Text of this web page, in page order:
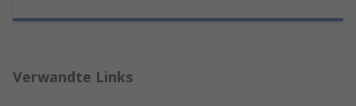
Verwandte Links